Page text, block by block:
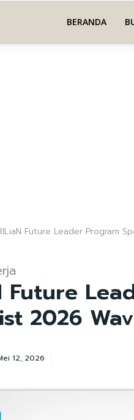
BERANDA
Future Leader Program
Future
2026
12, 2026